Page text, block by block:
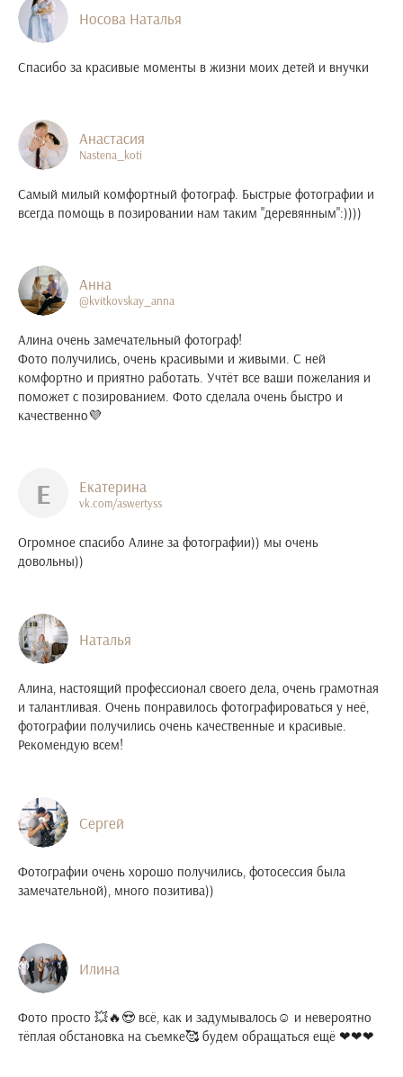
Носова Наталья
Спасибо за красивые моменты в жизни моих детей и внучки
Анастасия
Nastena_koti
Самый милый комфортный фотограф. Быстрые фотографии и
всегда помощь в позировании нам таким "деревянным":))))
Анна
@kvitkovskay_anna
Алина очень замечательный фотограф!
Фото получились, очень красивыми и живыми. С ней
комфортно и приятно работать. Учтёт все ваши пожелания и
поможет с позированием. Фото сделала очень быстро и
качественно💜
Е Екатерина
vk.com/aswertyss
Огромное спасибо Алине за фотографии)) мы очень
довольны))
Наталья
Алина, настоящий профессионал своего дела, очень грамотная
и талантливая. Очень понравилось фотографироваться у неё,
фотографии получились очень качественные и красивые.
Рекомендую всем!
Сергей
Фотографии очень хорошо получились, фотосессия была
замечательной), много позитива))
Илина
Фото просто 💥🔥😍 всё, как и задумывалось☺ и невероятно
тёплая обстановка на съемке🥰 будем обращаться ещё ❤❤❤